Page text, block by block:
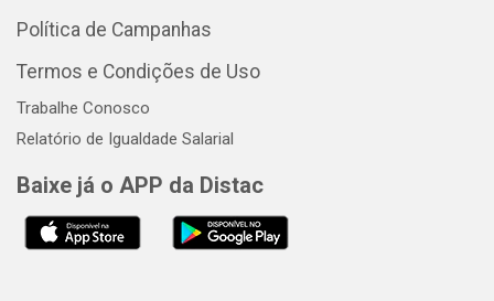
Política de Campanhas
Termos e Condições de Uso
Trabalhe Conosco
Relatório de Igualdade Salarial
Baixe já o APP da Distac